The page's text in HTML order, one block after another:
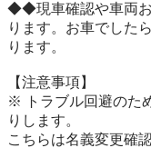
◆◆現車確認や車両お
ります。お車でした
ります。
【注意事項】
※ トラブル回避のた
りします。
こちらは名義変更確